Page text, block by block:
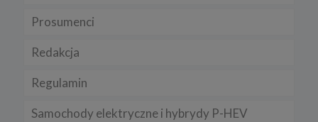
Prosumenci
Redakcja
Regulamin
Samochody elektryczne i hybrydy P-HEV